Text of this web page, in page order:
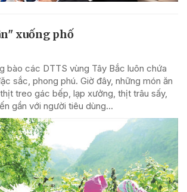
xuống phố
bào các DTTS vùng Tây Bắc luôn chứa
sắc, phong phú. Giờ đây, những món ăn
treo gác bếp, lạp xưởng, thịt trâu sấy,
gần với người tiêu dùng...